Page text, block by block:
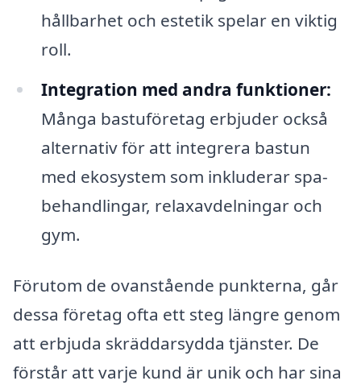
hållbarhet och estetik spelar en viktig
roll.
Integration med andra funktioner:
Många bastuföretag erbjuder också
alternativ för att integrera bastun
med ekosystem som inkluderar spa-
behandlingar, relaxavdelningar och
gym.
Förutom de ovanstående punkterna, går
dessa företag ofta ett steg längre genom
att erbjuda skräddarsydda tjänster. De
förstår att varje kund är unik och har sina